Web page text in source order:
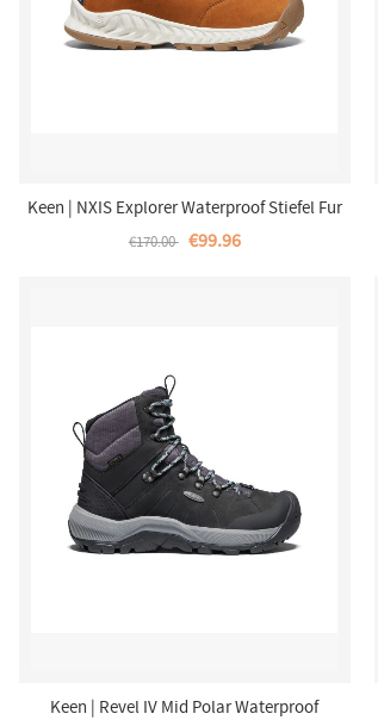
Keen | NXIS Explorer Waterproof Stiefel Fur
Damen-KEEN Maple/Birch
€170.00 €99.96
Keen | Revel IV Mid Polar Waterproof